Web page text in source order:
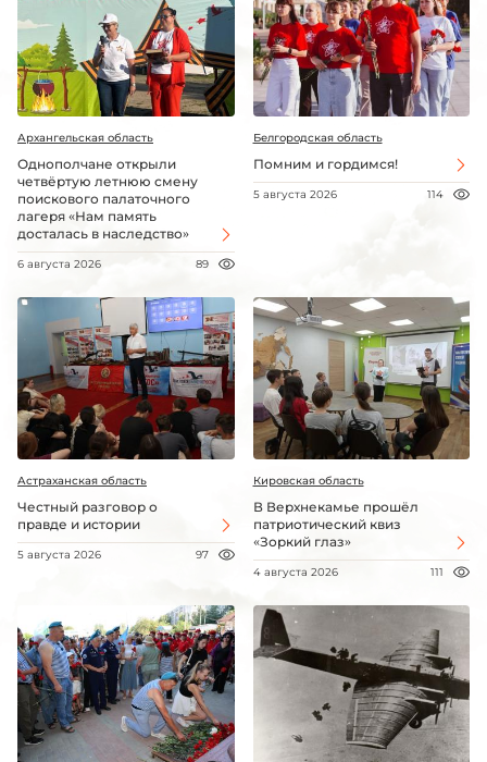
Архангельская область
Однополчане открыли
четвёртую летнюю смену
поискового палаточного
лагеря «Нам память
досталась в наследство»
6 августа 2026 89
Белгородская область
Помним и гордимся!
5 августа 2026 114
Астраханская область
Честный разговор о
правде и истории
5 августа 2026 97
Кировская область
В Верхнекамье прошёл
патриотический квиз
«Зоркий глаз»
4 августа 2026 111